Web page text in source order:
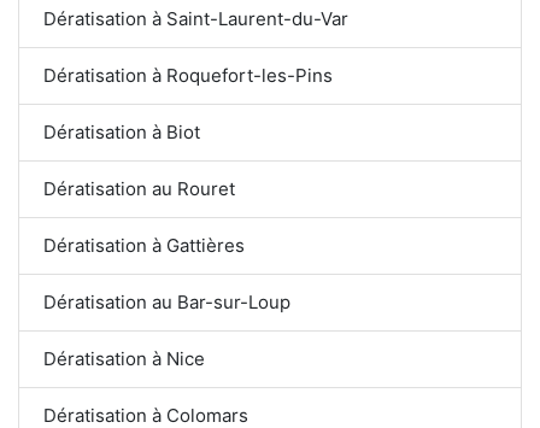
Dératisation à Saint-Laurent-du-Var
Dératisation à Roquefort-les-Pins
Dératisation à Biot
Dératisation au Rouret
Dératisation à Gattières
Dératisation au Bar-sur-Loup
Dératisation à Nice
Dératisation à Colomars